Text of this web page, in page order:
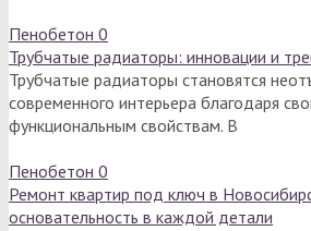
Пенобетон 0
Трубчатые радиаторы: инновации и
Трубчатые радиаторы становятся
современного интерьера благодаря
функциональным свойствам. В
Пенобетон 0
Ремонт квартир под ключ в
основательность в каждой детали